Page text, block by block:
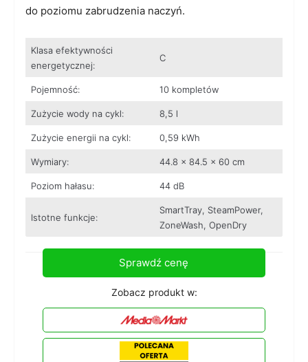
do poziomu zabrudzenia naczyń.
Klasa efektywności
energetycznej:
C
Pojemność: 10 kompletów
Zużycie wody na cykl: 8,5 l
Zużycie energii na cykl: 0,59 kWh
Wymiary: 44.8 x 84.5 x 60 cm
Poziom hałasu: 44 dB
Istotne funkcje:
SmartTray, SteamPower,
ZoneWash, OpenDry
Sprawdź cenę
Zobacz produkt w: